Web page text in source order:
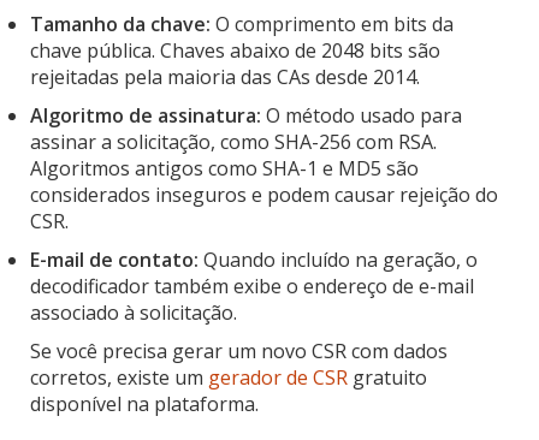
Tamanho da chave: O comprimento em bits da
chave pública. Chaves abaixo de 2048 bits são
rejeitadas pela maioria das CAs desde 2014.
Algoritmo de assinatura: O método usado para
assinar a solicitação, como SHA-256 com RSA.
Algoritmos antigos como SHA-1 e MD5 são
considerados inseguros e podem causar rejeição do
CSR.
E-mail de contato: Quando incluído na geração, o
decodificador também exibe o endereço de e-mail
associado à solicitação.
Se você precisa gerar um novo CSR com dados
corretos, existe um gerador de CSR gratuito
disponível na plataforma.